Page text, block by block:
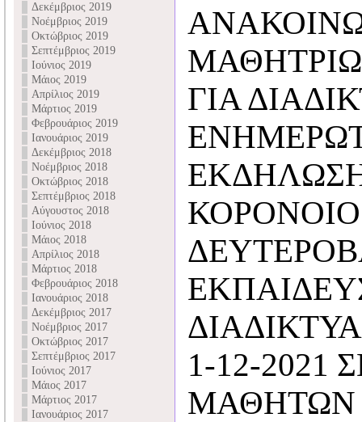
Δεκέμβριος 2019
Νοέμβριος 2019
Οκτώβριος 2019
Σεπτέμβριος 2019
Ιούνιος 2019
Μάιος 2019
Απρίλιος 2019
Μάρτιος 2019
Φεβρουάριος 2019
Ιανουάριος 2019
Δεκέμβριος 2018
Νοέμβριος 2018
Οκτώβριος 2018
Σεπτέμβριος 2018
Αύγουστος 2018
Ιούνιος 2018
Μάιος 2018
Απρίλιος 2018
Μάρτιος 2018
Φεβρουάριος 2018
Ιανουάριος 2018
Δεκέμβριος 2017
Νοέμβριος 2017
Οκτώβριος 2017
Σεπτέμβριος 2017
Ιούνιος 2017
Μάιος 2017
Μάρτιος 2017
Ιανουάριος 2017
ΓΙΑ
ΚΟΡΟΝΟΙΟ
1-12-2021
ΜΑΘΗΤΩΝ